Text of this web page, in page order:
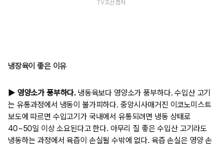
TV조선 캡처
냉장육이 좋은 이유
▶ 영양소가 풍부하다. 냉동육보다 영양소가 풍부하다. 수입산 고기
는 유통과정에서 냉동이 불가피하다. 중앙시사매거진 이코노미스트
보도에 따르면 수입고기가 국내에서 유통되려면 냉동 상태로
40~50일 이상 소요된다고 한다. 아무리 질 좋은 수입산 고기라도
냉동하는 과정에서 육즙이 손실될 수밖에 없다. 육즙 손실은 영양 손